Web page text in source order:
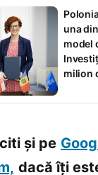
una
model
milion
și pe
dacă îți